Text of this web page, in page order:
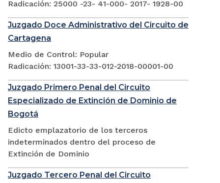
Radicación: 25000 -23- 41-000- 2017- 1928-00
Juzgado Doce Administrativo del Circuito de
Cartagena
Medio de Control: Popular
Radicación: 13001-33-33-012-2018-00001-00
Juzgado Primero Penal del Circuito
Especializado de Extinción de Dominio de
Bogotá
Edicto emplazatorio de los terceros
indeterminados dentro del proceso de
Extinción de Dominio
Juzgado Tercero Penal del Circuito